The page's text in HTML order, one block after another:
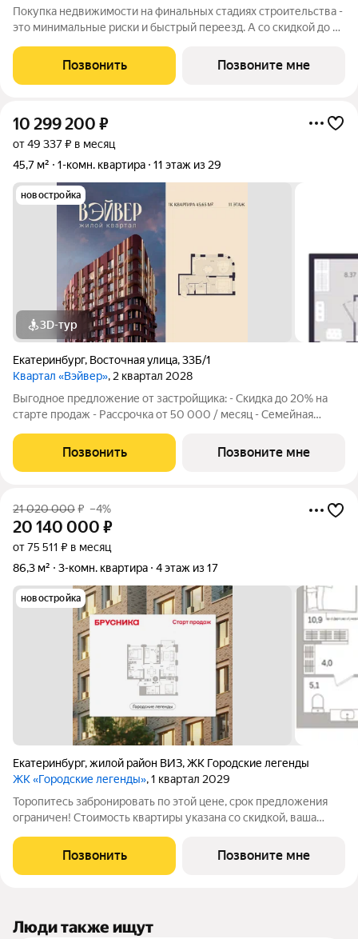
Покупка недвижимости на финальных стадиях строительства -
это минимальные риски и быстрый переезд. А со скидкой до 2
Кол-во квартир со скидкой ограничен. Успевайте забрать Ваш
выгодный вариант.
Позвонить Позвоните мне
10 299 200 ₽
от 49 337 ₽ в месяц
45,7 м²
1-комн. квартира 11 этаж из 29
новостройка
3D-тур
Екатеринбург, Восточная улица,33Б/1
Квартал «Вэйвер», 2 квартал 2028
Выгодное предложение от застройщика: - Скидка до 20% на
старте продаж - Рассрочка от 50 000 / месяц - Семейная
1-комнатной квартиры в Жилом квартале Вэйвер от
Девелоперской компании Люди,
Позвонить Позвоните мне
21 020 000₽ –4%
20 140 000 ₽
от 75 511 ₽ в месяц
86,3 м²
3-комн. квартира 4 этаж из 17
новостройка
Екатеринбург,жилой район ВИЗ,ЖК Городские легенды
ЖК «Городские легенды», 1 квартал 2029
Торопитесь забронировать по этой цене, срок предложения
ограничен! Стоимость квартиры указана со скидкой, ваша
наши менеджеры вам все расскажут. Трехкомнатная квартира
с предчистовой отделкой в
Позвонить Позвоните мне
Люди также ищут